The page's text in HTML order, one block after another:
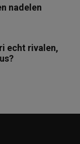
nadelen
echt rivalen,